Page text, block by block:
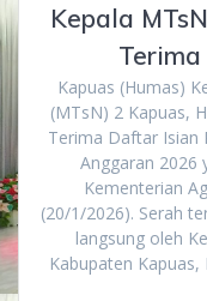
Kepala
Kapuas (Humas)
(MTsN) 2 Kapuas,
Terima Daftar Isian
Anggaran 2026
Kementerian
(20/1/2026). Serah
langsung oleh
Kabupaten